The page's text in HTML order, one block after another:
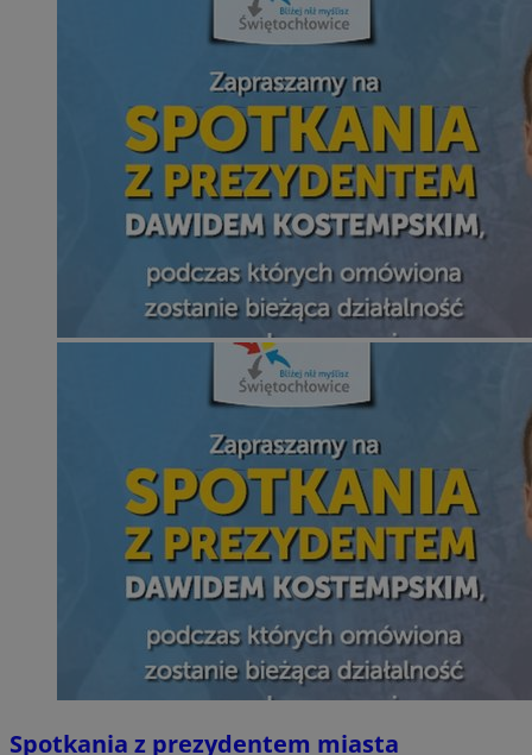
Spotkania z prezydentem miasta